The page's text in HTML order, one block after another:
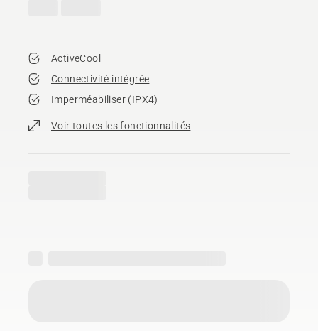
ActiveCool
Connectivité intégrée
Imperméabiliser (IPX4)
Voir toutes les fonctionnalités